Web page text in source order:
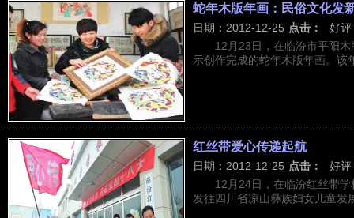
蛇年木版年画：民俗文化发
日期：2012-12-25 点击：
好评
12月23日，在临汾市平阳
示创作完成的蛇年木版年画。该
红丝带爱心传递起航
日期：2012-12-25 点击：
好评
12月24日，在临汾红丝带
发往四川省凉山彝族妇女儿童发